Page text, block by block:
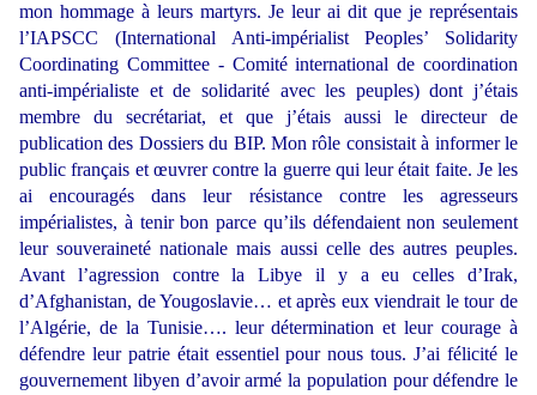
mon hommage à leurs martyrs. Je leur ai dit que je représentais
l’IAPSCC (International Anti-impérialist Peoples’ Solidarity
Coordinating Committee - Comité international de coordination
anti-impérialiste et de solidarité avec les peuples) dont j’étais
membre du secrétariat, et que j’étais aussi le directeur de
publication des Dossiers du BIP. Mon rôle consistait à informer le
public français et œuvrer contre la guerre qui leur était faite. Je les
ai encouragés dans leur résistance contre les agresseurs
impérialistes, à tenir bon parce qu’ils défendaient non seulement
leur souveraineté nationale mais aussi celle des autres peuples.
Avant l’agression contre la Libye il y a eu celles d’Irak,
d’Afghanistan, de Yougoslavie… et après eux viendrait le tour de
l’Algérie, de la Tunisie…. leur détermination et leur courage à
défendre leur patrie était essentiel pour nous tous. J’ai félicité le
gouvernement libyen d’avoir armé la population pour défendre le